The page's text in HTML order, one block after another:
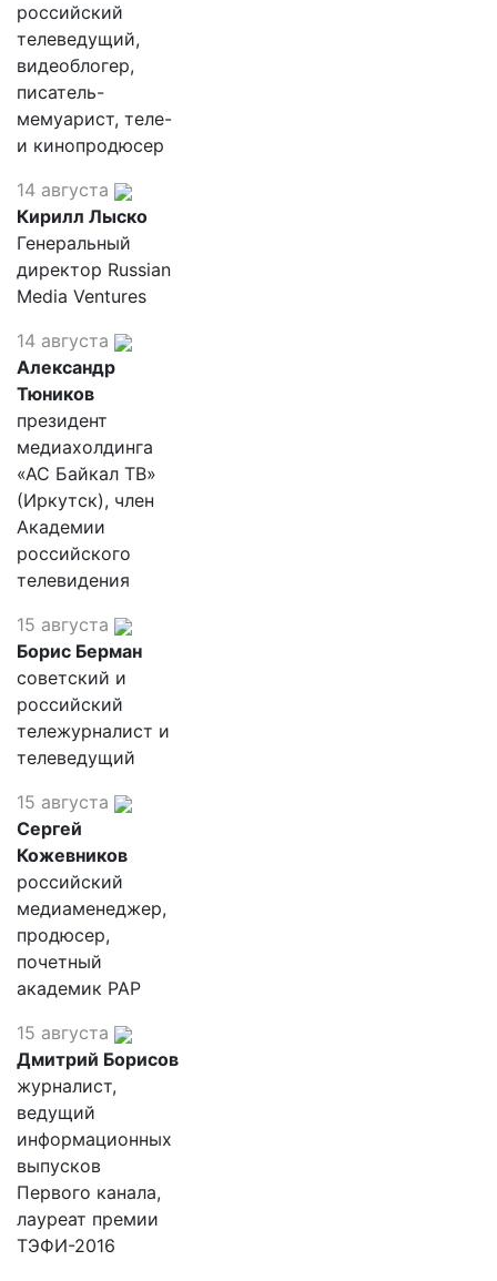
российский
телеведущий,
видеоблогер,
писатель-
мемуарист, теле-
и кинопродюсер
14 августа
Кирилл Лыско
Генеральный
директор Russian
Media Ventures
14 августа
Александр
Тюников
президент
медиахолдинга
«АС Байкал ТВ»
(Иркутск), член
Академии
российского
телевидения
15 августа
Борис Берман
советский и
российский
тележурналист и
телеведущий
15 августа
Сергей
Кожевников
российский
медиаменеджер,
продюсер,
почетный
академик РАР
15 августа
Дмитрий Борисов
журналист,
ведущий
информационных
выпусков
Первого канала,
лауреат премии
ТЭФИ-2016